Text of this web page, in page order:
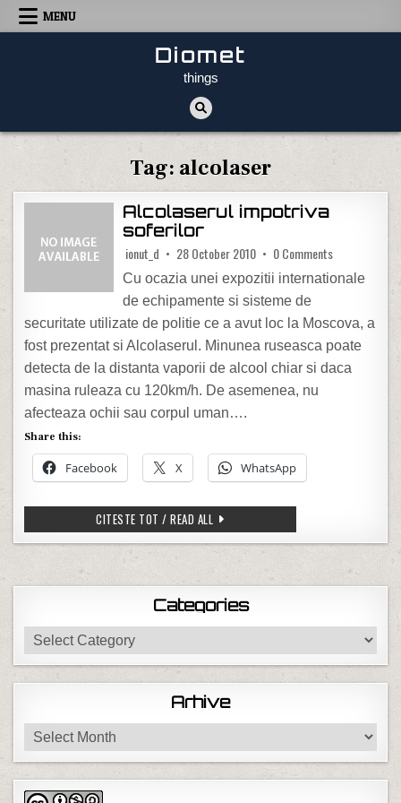
Skip to content
MENU
Diomet
things
Tag: alcolaser
Alcolaserul impotriva
soferilor
ionut_d 28 October 2010 0 Commentson
Cu ocazia unei expozitii internationale
de echipamente si sisteme de
securitate utilizate de politie ce a avut loc la Moscova, a
fost prezentat si Alcolaserul. Minunea ruseasca poate
detecta de la distanta vaporii de alcool chiar si daca
masina ruleaza cu 120km/h. De asemenea, nu
afecteaza ochii sau corpul uman….
Share this:
Facebook X WhatsApp
CITESTE TOT / READ ALL ALCOLASERUL IMPOTRIVA SOFERILOR
Categories
Categories
Arhive
Arhive